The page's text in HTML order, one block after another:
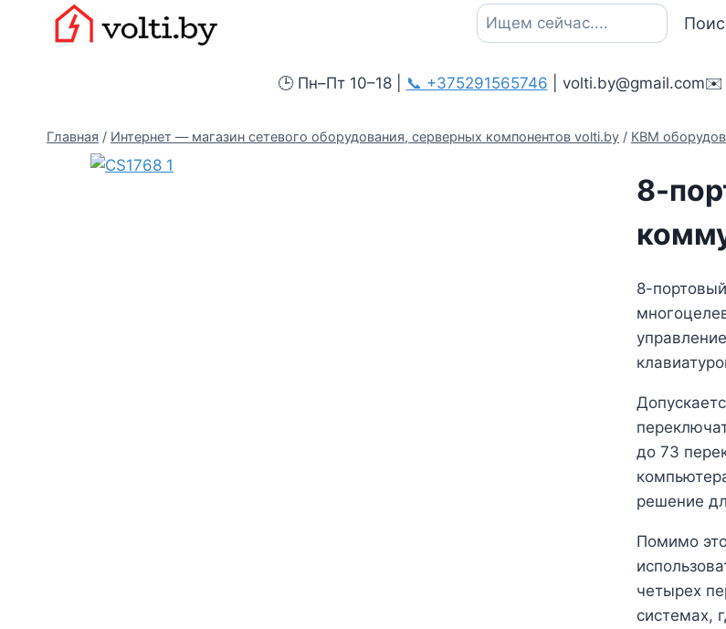
Перейти
🕒 Пн–Пт 10–18 | 📞 +375291565746 | volti.by@gmail.com✉️
Главная / Интернет — магазин сетевого оборудования, серверных компонентов volti.by / КВМ
8-
8-
до 73
решение
Помимо
четырех
системах,